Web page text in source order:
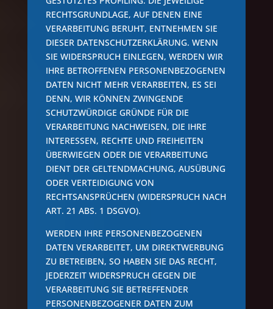
RECHTSGRUNDLAGE, AUF DENEN EINE
VERARBEITUNG BERUHT, ENTNEHMEN SIE
DIESER DATENSCHUTZERKLÄRUNG. WENN
SIE WIDERSPRUCH EINLEGEN, WERDEN WIR
IHRE BETROFFENEN PERSONENBEZOGENEN
DATEN NICHT MEHR VERARBEITEN, ES SEI
DENN, WIR KÖNNEN ZWINGENDE
SCHUTZWÜRDIGE GRÜNDE FÜR DIE
VERARBEITUNG NACHWEISEN, DIE IHRE
INTERESSEN, RECHTE UND FREIHEITEN
ÜBERWIEGEN ODER DIE VERARBEITUNG
DIENT DER GELTENDMACHUNG, AUSÜBUNG
ODER VERTEIDIGUNG VON
RECHTSANSPRÜCHEN (WIDERSPRUCH NACH
ART. 21 ABS. 1 DSGVO).
WERDEN IHRE PERSONENBEZOGENEN
DATEN VERARBEITET, UM DIREKTWERBUNG
ZU BETREIBEN, SO HABEN SIE DAS RECHT,
JEDERZEIT WIDERSPRUCH GEGEN DIE
VERARBEITUNG SIE BETREFFENDER
PERSONENBEZOGENER DATEN ZUM